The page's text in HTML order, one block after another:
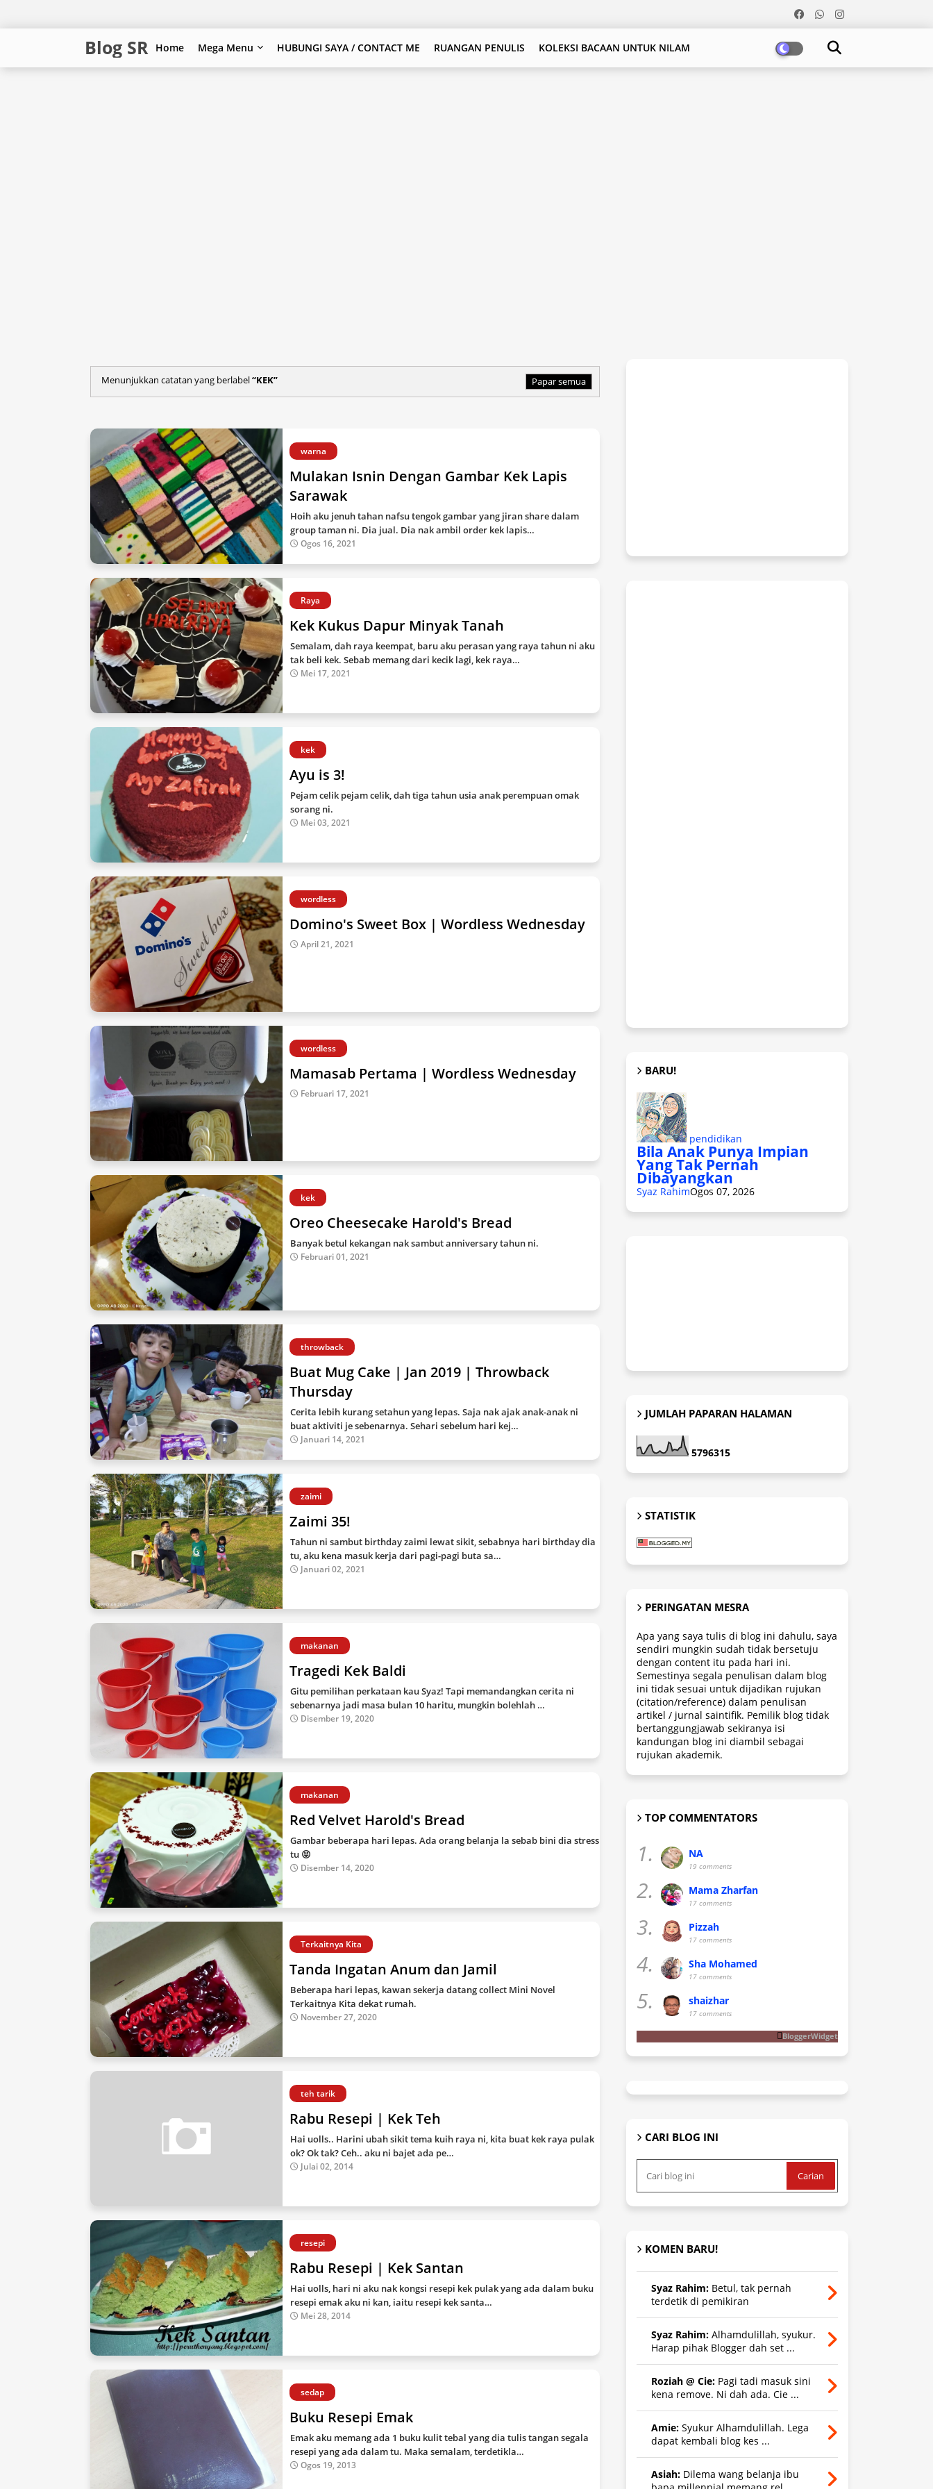
Blog SR Home Mega Menu HUBUNGI SAYA / CONTACT ME RUANGAN PENULIS KOLEKSI BACAAN UNTUK NILAM
Menunjukkan catatan yang berlabel KEK Papar semua
warna
Mulakan Isnin Dengan Gambar Kek Lapis
Sarawak
Hoih aku jenuh tahan nafsu tengok gambar yang jiran share dalam
group taman ni. Dia jual. Dia nak ambil order kek lapis…
Ogos 16, 2021
Raya
Kek Kukus Dapur Minyak Tanah
Semalam, dah raya keempat, baru aku perasan yang raya tahun ni aku
tak beli kek. Sebab memang dari kecik lagi, kek raya…
Mei 17, 2021
kek
Ayu is 3!
Pejam celik pejam celik, dah tiga tahun usia anak perempuan omak
sorang ni.
Mei 03, 2021
wordless
Domino's Sweet Box | Wordless Wednesday
April 21, 2021
wordless
Mamasab Pertama | Wordless Wednesday
Februari 17, 2021
kek
Oreo Cheesecake Harold's Bread
Banyak betul kekangan nak sambut anniversary tahun ni.
Februari 01, 2021
throwback
Buat Mug Cake | Jan 2019 | Throwback
Thursday
Cerita lebih kurang setahun yang lepas. Saja nak ajak anak-anak ni
buat aktiviti je sebenarnya. Sehari sebelum hari kej…
Januari 14, 2021
zaimi
Zaimi 35!
Tahun ni sambut birthday zaimi lewat sikit, sebabnya hari birthday dia
tu, aku kena masuk kerja dari pagi-pagi buta sa…
Januari 02, 2021
makanan
Tragedi Kek Baldi
Gitu pemilihan perkataan kau Syaz! Tapi memandangkan cerita ni
sebenarnya jadi masa bulan 10 haritu, mungkin bolehlah …
Disember 19, 2020
makanan
Red Velvet Harold's Bread
Gambar beberapa hari lepas. Ada orang belanja la sebab bini dia stress
tu 😝
Disember 14, 2020
Terkaitnya Kita
Tanda Ingatan Anum dan Jamil
Beberapa hari lepas, kawan sekerja datang collect Mini Novel
Terkaitnya Kita dekat rumah.
November 27, 2020
teh tarik
Rabu Resepi | Kek Teh
Hai uolls.. Harini ubah sikit tema kuih raya ni, kita buat kek raya pulak
ok? Ok tak? Ceh.. aku ni bajet ada pe…
Julai 02, 2014
resepi
Rabu Resepi | Kek Santan
Hai uolls, hari ni aku nak kongsi resepi kek pulak yang ada dalam buku
resepi emak aku ni kan, iaitu resepi kek santa…
Mei 28, 2014
sedap
Buku Resepi Emak
Emak aku memang ada 1 buku kulit tebal yang dia tulis tangan segala
resepi yang ada dalam tu. Maka semalam, terdetikla…
Ogos 19, 2013
BARU!
pendidikan
Bila Anak Punya Impian
Yang Tak Pernah
Dibayangkan
Syaz RahimOgos 07, 2026
JUMLAH PAPARAN HALAMAN
5796315
STATISTIK
PERINGATAN MESRA
Apa yang saya tulis di blog ini dahulu, saya
sendiri mungkin sudah tidak bersetuju
dengan content itu pada hari ini.
Semestinya segala penulisan dalam blog
ini tidak sesuai untuk dijadikan rujukan
(citation/reference) dalam penulisan
artikel / jurnal saintifik. Pemilik blog tidak
bertanggungjawab sekiranya isi
kandungan blog ini diambil sebagai
rujukan akademik.
TOP COMMENTATORS
1. NA
19 comments
2. Mama Zharfan
17 comments
3. Pizzah
17 comments
4. Sha Mohamed
17 comments
5. shaizhar
17 comments
BloggerWidget
CARI BLOG INI
KOMEN BARU!
Syaz Rahim: Betul, tak pernah
terdetik di pemikiran
Syaz Rahim: Alhamdulillah, syukur.
Harap pihak Blogger dah set ...
Roziah @ Cie: Pagi tadi masuk sini
kena remove. Ni dah ada. Cie ...
Amie: Syukur Alhamdulillah. Lega
dapat kembali blog kes ...
Asiah: Dilema wang belanja ibu